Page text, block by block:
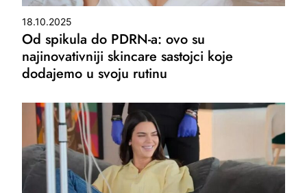
18.10.2025
Od spikula do PDRN-a: ovo su
najinovativniji skincare sastojci koje
dodajemo u svoju rutinu